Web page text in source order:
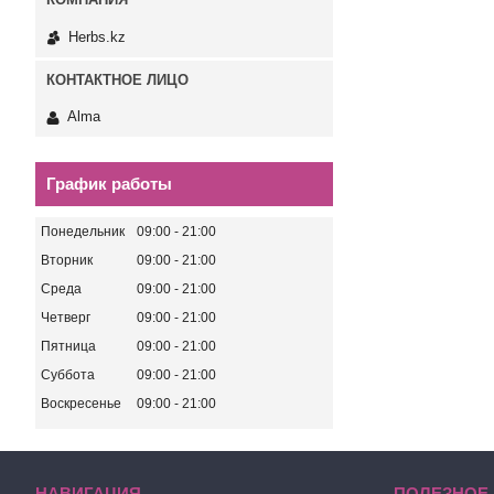
Herbs.kz
Alma
График работы
Понедельник 09:00
21:00
Вторник
09:00
21:00
Среда
09:00
21:00
Четверг
09:00
21:00
Пятница
09:00
21:00
Суббота
09:00
21:00
Воскресенье
09:00 21:00